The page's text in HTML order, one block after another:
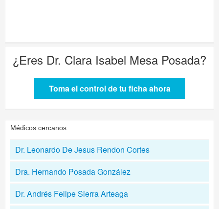
¿Eres Dr. Clara Isabel Mesa Posada?
Toma el control de tu ficha ahora
Médicos cercanos
Dr. Leonardo De Jesus Rendon Cortes
Dra. Hernando Posada González
Dr. Andrés Felipe Sierra Arteaga